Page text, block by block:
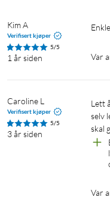
Kim A
Verifisert kjøper
5/5
1 år siden Var
Caroline L
Verifisert kjøper
5/5
3 år siden
Lett å sette opp i appen "SmartLife", du kan
selv
skal
Var